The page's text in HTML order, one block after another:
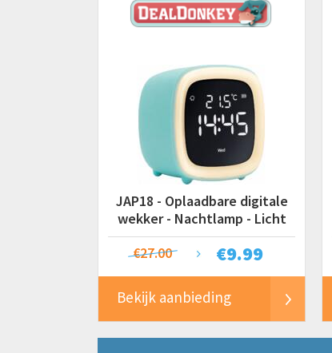
JAP18 - Oplaadbare digitale
wekker - Nachtlamp - Licht
blauw
€9.99
€27.00
Bekijk aanbieding